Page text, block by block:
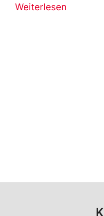
Weiterlesen